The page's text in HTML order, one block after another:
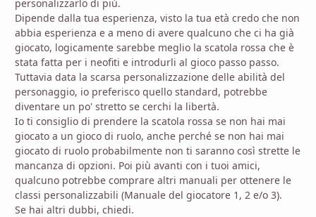
personalizzarlo di più.
Dipende dalla tua esperienza, visto la tua età credo che non
abbia esperienza e a meno di avere qualcuno che ci ha già
giocato, logicamente sarebbe meglio la scatola rossa che è
stata fatta per i neofiti e introdurli al gioco passo passo.
Tuttavia data la scarsa personalizzazione delle abilità del
personaggio, io preferisco quello standard, potrebbe
diventare un po' stretto se cerchi la libertà.
Io ti consiglio di prendere la scatola rossa se non hai mai
giocato a un gioco di ruolo, anche perché se non hai mai
giocato di ruolo probabilmente non ti saranno così strette le
mancanza di opzioni. Poi più avanti con i tuoi amici,
qualcuno potrebbe comprare altri manuali per ottenere le
classi personalizzabili (Manuale del giocatore 1, 2 e/o 3).
Se hai altri dubbi, chiedi.